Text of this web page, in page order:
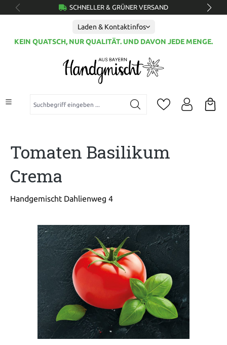
springen SCHNELLER & GRÜNER VERSAND
Laden & Kontaktinfos
KEIN QUATSCH, NUR QUALITÄT. UND DAVON JEDE MENGE.
Suchbegriff eingeben ...
Tomaten Basilikum
Crema
Handgemischt Dahlienweg 4
Bildergalerie überspringen